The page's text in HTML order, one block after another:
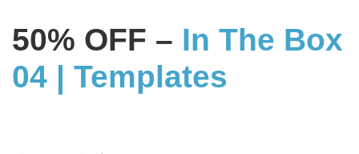
50% OFF – In The Box
04 | Templates